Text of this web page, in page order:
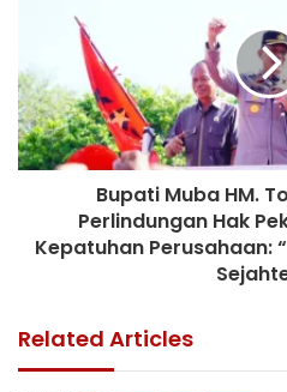
Bupati Muba HM.
Perlindungan Hak
Kepatuhan Perusahaan:
Related Articles